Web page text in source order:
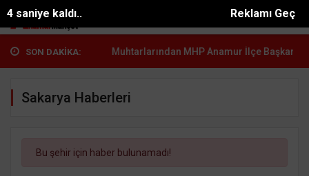
Reklamı Geç
3 saniye kaldı..
SON DAKİKA:
Anamur Muhtarlarından MHP Anamur İlçe Başkanı...
Sakarya Haberleri
Bu şehir için haber bulunamadı!